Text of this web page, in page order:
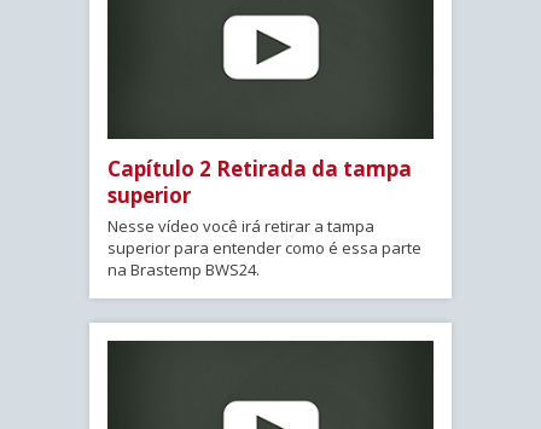
Capítulo 2 Retirada da tampa
superior
Nesse vídeo você irá retirar a tampa
superior para entender como é essa parte
na Brastemp BWS24.